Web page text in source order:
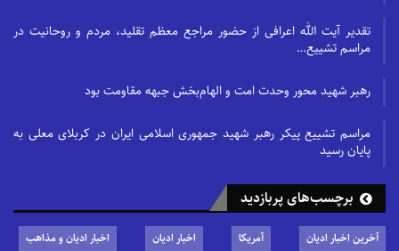
تقدیر آیت الله اعرافی از حضور مراجع معظم تقلید، مردم و روحانیت در
مراسم تشییع…
رهبر شهید محور وحدت امت و الهام‌بخش جبهه مقاومت بود
مراسم تشییع پیکر رهبر شهید جمهوری اسلامی ایران در کربلای معلی به
پایان رسید
برچسب‌های پربازدید
آخرین اخبار ادیان آمریکا اخبار ادیان
اخبار ادیان و مذاهب